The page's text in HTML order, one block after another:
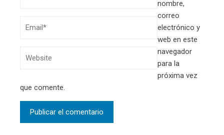
nombre,
correo
electrónico y
web en este
navegador
para la
próxima vez
que comente.